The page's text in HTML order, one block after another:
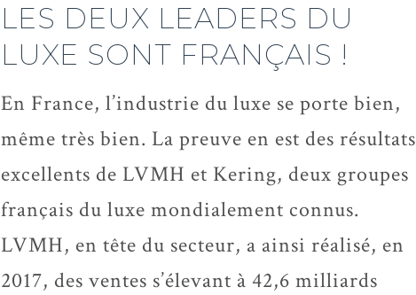
LES DEUX LEADERS DU
LUXE SONT FRANÇAIS !
En France, l’industrie du luxe se porte bien,
même très bien. La preuve en est des résultats
excellents de LVMH et Kering, deux groupes
français du luxe mondialement connus.
LVMH, en tête du secteur, a ainsi réalisé, en
2017, des ventes s’élevant à 42,6 milliards